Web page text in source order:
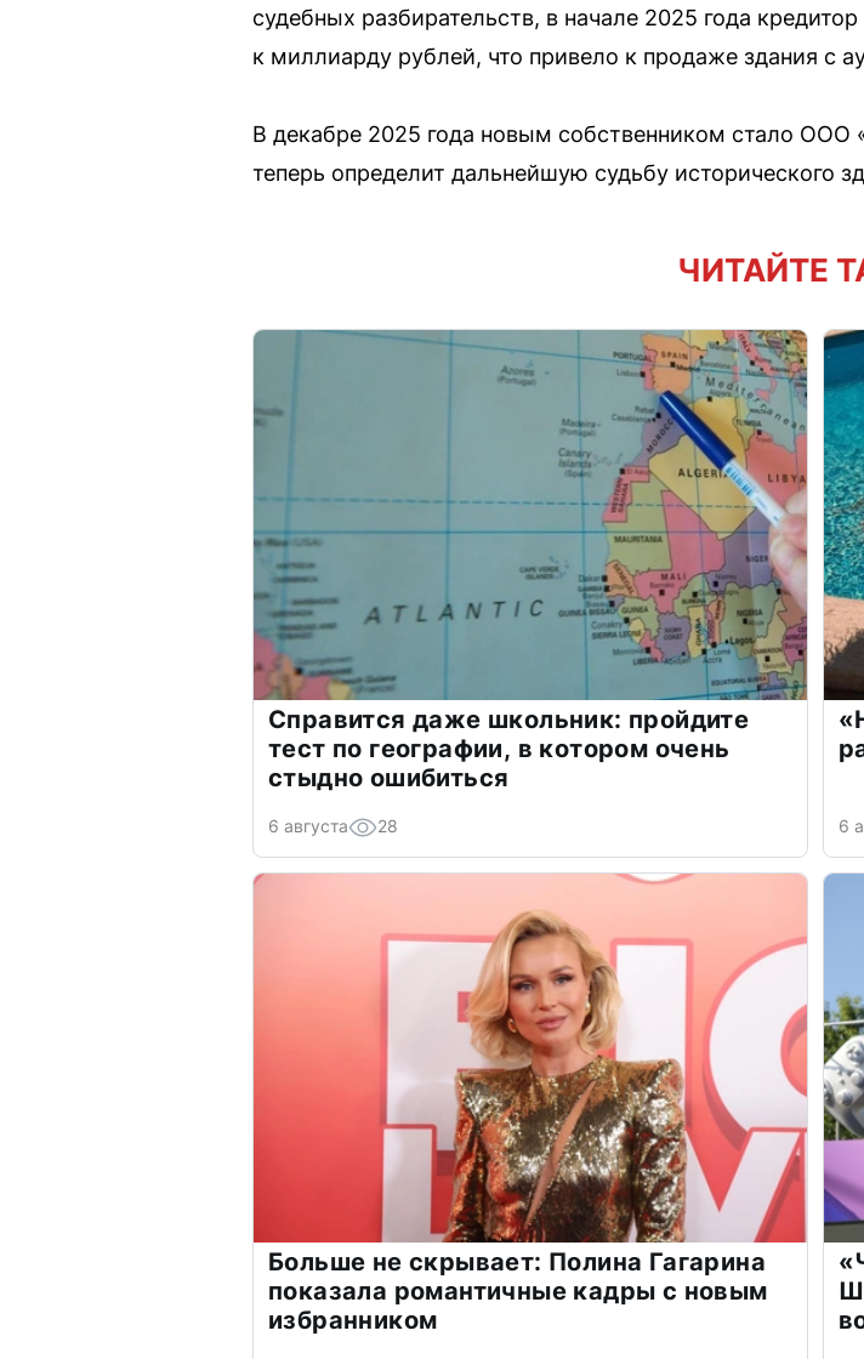
судебных разбирательств, в начале 2025 года
к миллиарду рублей, что привело к продаже здания с
В декабре 2025 года новым собственником стало ООО
теперь определит дальнейшую судьбу исторического
ЧИТАЙТЕ
Справится даже школьник: пройдите
тест по географии, в котором очень
стыдно ошибиться
6 августа 28 6
Больше не скрывает: Полина Гагарина
показала романтичные кадры с новым
избранником